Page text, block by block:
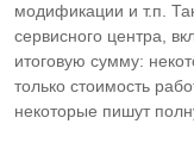
модификации и т.п.
сервисного центра,
итоговую сумму:
только стоимость
некоторые пишут